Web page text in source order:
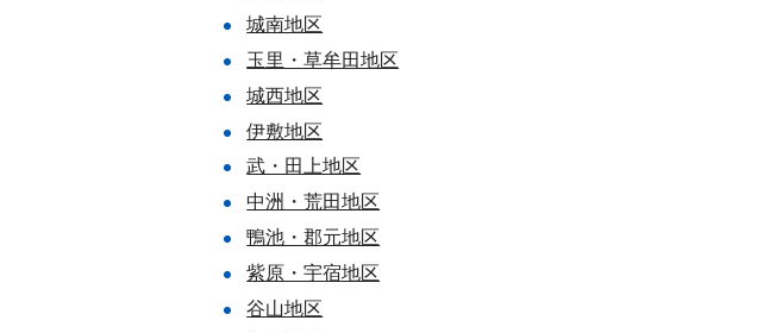
城南地区
玉里・草牟田地区
城西地区
伊敷地区
武・田上地区
中洲・荒田地区
鴨池・郡元地区
紫原・宇宿地区
谷山地区